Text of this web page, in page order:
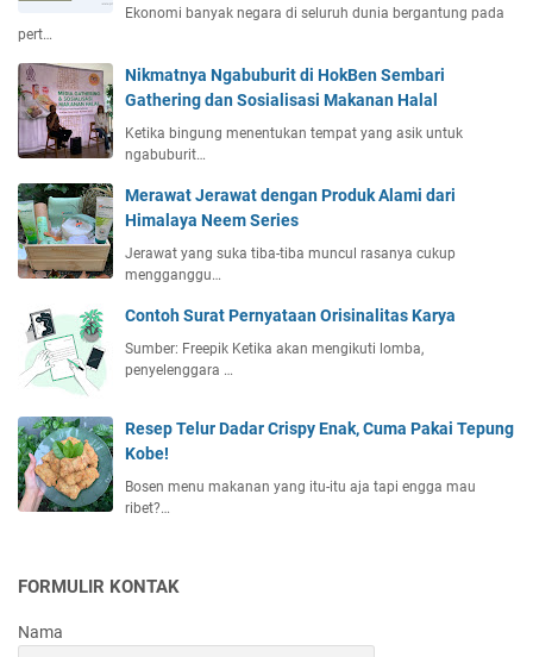
Ekonomi banyak negara di seluruh dunia bergantung pada
pert…
Nikmatnya Ngabuburit di HokBen Sembari
Gathering dan Sosialisasi Makanan Halal
Ketika bingung menentukan tempat yang asik untuk
ngabuburit…
Merawat Jerawat dengan Produk Alami dari
Himalaya Neem Series
Jerawat yang suka tiba-tiba muncul rasanya cukup
mengganggu…
Contoh Surat Pernyataan Orisinalitas Karya
Sumber: Freepik Ketika akan mengikuti lomba,
penyelenggara …
Resep Telur Dadar Crispy Enak, Cuma Pakai Tepung
Kobe!
Bosen menu makanan yang itu-itu aja tapi engga mau
ribet?…
FORMULIR KONTAK
Nama